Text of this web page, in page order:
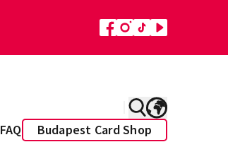
FAQ Budapest Card Shop